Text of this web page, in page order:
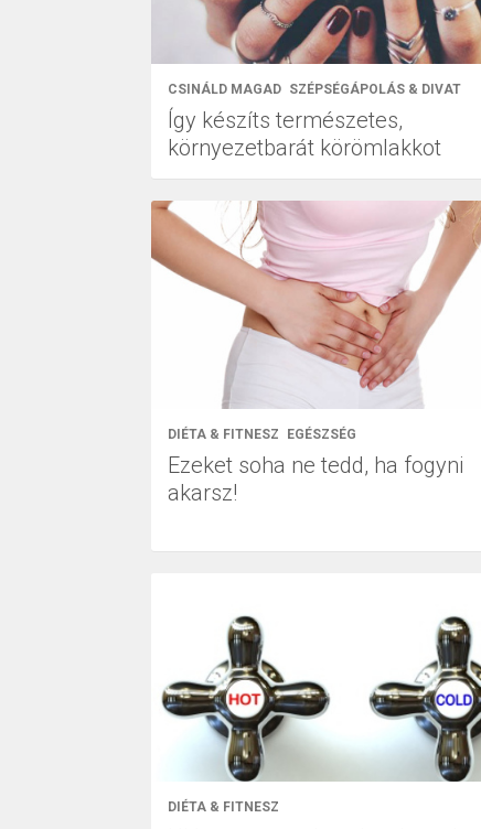
CSINÁLD MAGAD SZÉPSÉGÁPOLÁS & DIVAT
Így készíts természetes,
környezetbarát körömlakkot
DIÉTA & FITNESZ EGÉSZSÉG
Ezeket soha ne tedd, ha fogyni
akarsz!
DIÉTA & FITNESZ